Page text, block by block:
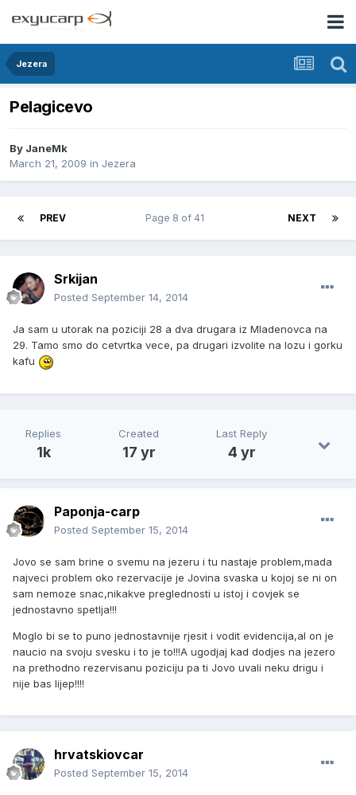
Jezera
Pelagicevo
By JaneMk
March 21, 2009 in Jezera
PREV NEXT
Page 8 of 41
Srkijan
Posted September 14, 2014
Ja sam u utorak na poziciji 28 a dva drugara iz Mladenovca na
29. Tamo smo do cetvrtka vece, pa drugari izvolite na lozu i gorku
kafu
Replies
1k
Created
17 yr
Last Reply
4 yr
Paponja-carp
Posted September 15, 2014
Jovo se sam brine o svemu na jezeru i tu nastaje problem,mada
najveci problem oko rezervacije je Jovina svaska u kojoj se ni on
sam nemoze snac,nikakve preglednosti u istoj i covjek se
jednostavno spetlja!!!
Moglo bi se to puno jednostavnije rjesit i vodit evidencija,al on je
naucio na svoju svesku i to je to!!!A ugodjaj kad dodjes na jezero
na prethodno rezervisanu poziciju pa ti Jovo uvali neku drigu i
nije bas lijep!!!!
hrvatskiovcar
Posted September 15, 2014